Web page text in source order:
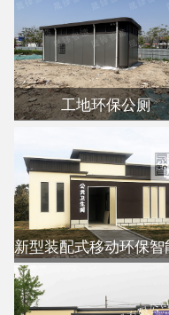
工地环保公厕